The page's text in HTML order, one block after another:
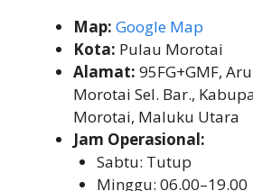
Map: Google Map
Kota: Pulau Morotai
Alamat: 95FG+GMF,
Morotai Sel. Bar.,
Morotai, Maluku Utara
Jam Operasional:
Sabtu: Tutup
Minggu: 06.00–19.00